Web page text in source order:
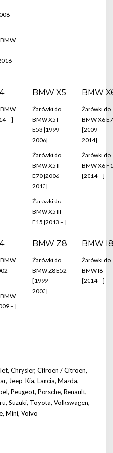
–
–
– ]
BMW X5
Żarówki do
BMW X5 I
E53 [1999 –
2006]
Żarówki do
BMW X5 II
E70 [2006 –
2013]
Żarówki do
BMW X5 III
F15 [2013 – ]
BMW
Żarówki do
BMW X6
[2009 –
2014]
Żarówki do
BMW X6
[2014 – ]
–
– ]
BMW Z8
Żarówki do
BMW Z8 E52
[1999 –
2003]
BMW I8
Żarówki do
BMW I8
[2014 – ]
, Chrysler, Citroen / Citroën,
, Jeep, Kia, Lancia, Mazda,
, Peugeot, Porsche, Renault,
, Suzuki, Toyota, Volkswagen,
, Mini, Volvo